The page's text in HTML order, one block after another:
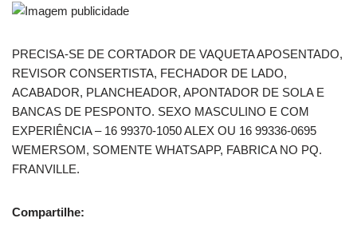
PRECISA-SE DE CORTADOR DE VAQUETA APOSENTADO,
REVISOR CONSERTISTA, FECHADOR DE LADO,
ACABADOR, PLANCHEADOR, APONTADOR DE SOLA E
BANCAS DE PESPONTO. SEXO MASCULINO E COM
EXPERIÊNCIA – 16 99370-1050 ALEX OU 16 99336-0695
WEMERSOM, SOMENTE WHATSAPP, FABRICA NO PQ.
FRANVILLE.
Compartilhe: